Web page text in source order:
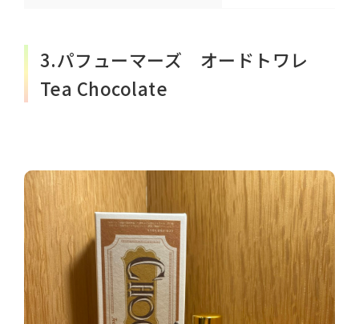
3.パフューマーズ オードトワレ
Tea Chocolate